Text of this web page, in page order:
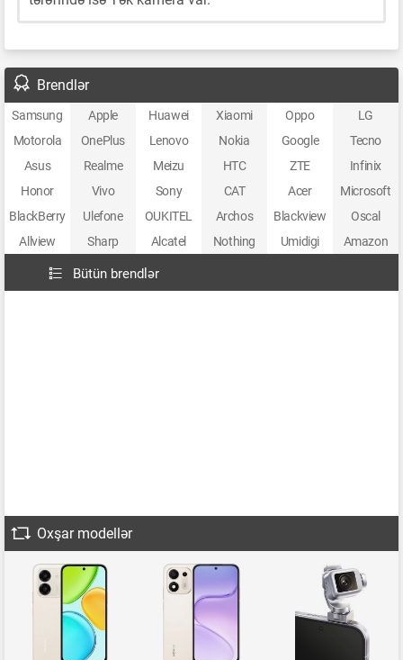
Brendlər
Samsung Apple Huawei Xiaomi Oppo
LG
Motorola
OnePlus Lenovo Nokia Google
Tecno
Asus
Realme Meizu HTC ZTE
Infinix
Honor
Vivo Sony CAT Acer
Microsoft
BlackBerry
Ulefone OUKITEL Archos Blackview
Oscal
Allview
Sharp Alcatel Nothing Umidigi Amazon
Bütün brendlər
Oxşar modellər